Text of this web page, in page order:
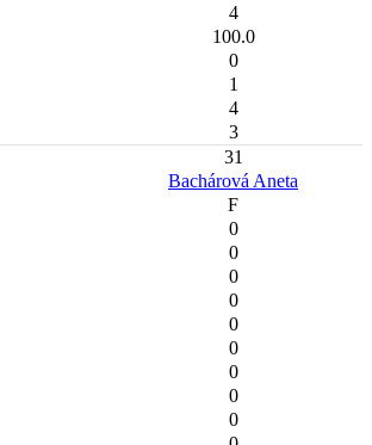
4
100.0
0
1
4
3
31
Bachárová Aneta
F
0
0
0
0
0
0
0
0
0